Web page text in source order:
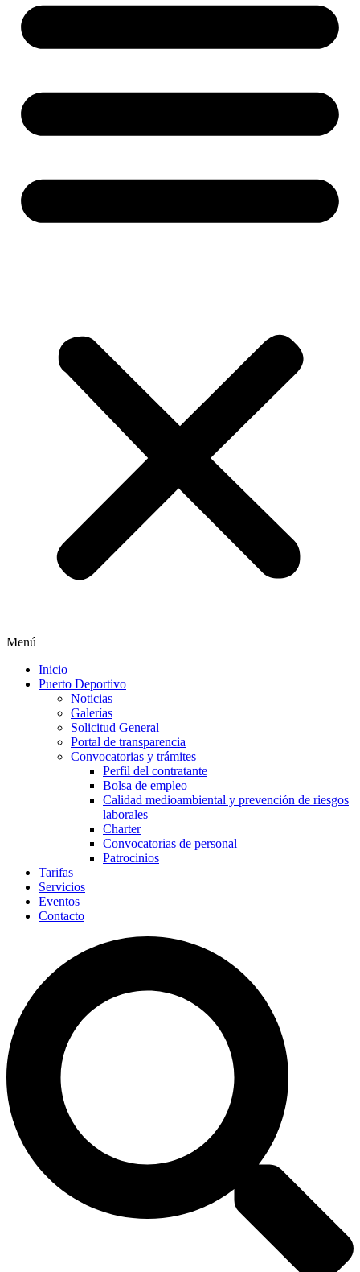
Menú
Inicio
Puerto Deportivo
Noticias
Galerías
Solicitud General
Portal de transparencia
Convocatorias y trámites
Perfil del contratante
Bolsa de empleo
Calidad medioambiental y prevención de riesgos
laborales
Charter
Convocatorias de personal
Patrocinios
Tarifas
Servicios
Eventos
Contacto